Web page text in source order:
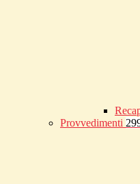
Provvedimenti